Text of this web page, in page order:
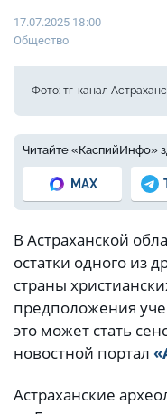
17.07.2025 18:00
Общество
Фото: тг-канал
Читайте «КаспийИнфо»
MAX
В Астраханской
остатки одного из
страны
предположения
это может стать
новостной портал
Астраханские